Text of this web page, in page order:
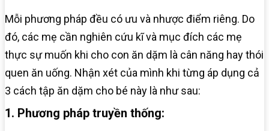
Mỗi phương pháp đều có ưu và nhược điểm riêng. Do
đó, các mẹ cần nghiên cứu kĩ và mục đích các mẹ
thực sự muốn khi cho con ăn dặm là cân năng hay thói
quen ăn uống. Nhận xét của mình khi từng áp dụng cả
3 cách tập ăn dặm cho bé này là như sau:
1. Phương pháp truyền thống: